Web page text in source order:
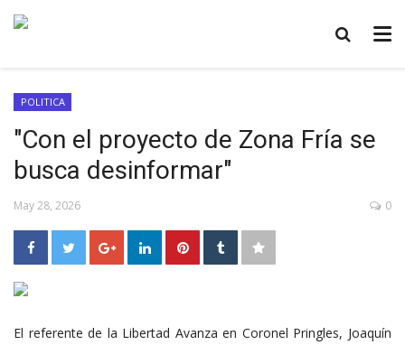
POLITICA
"Con el proyecto de Zona Fría se
busca desinformar"
May 28, 2026 0
El referente de la Libertad Avanza en Coronel Pringles, Joaquín